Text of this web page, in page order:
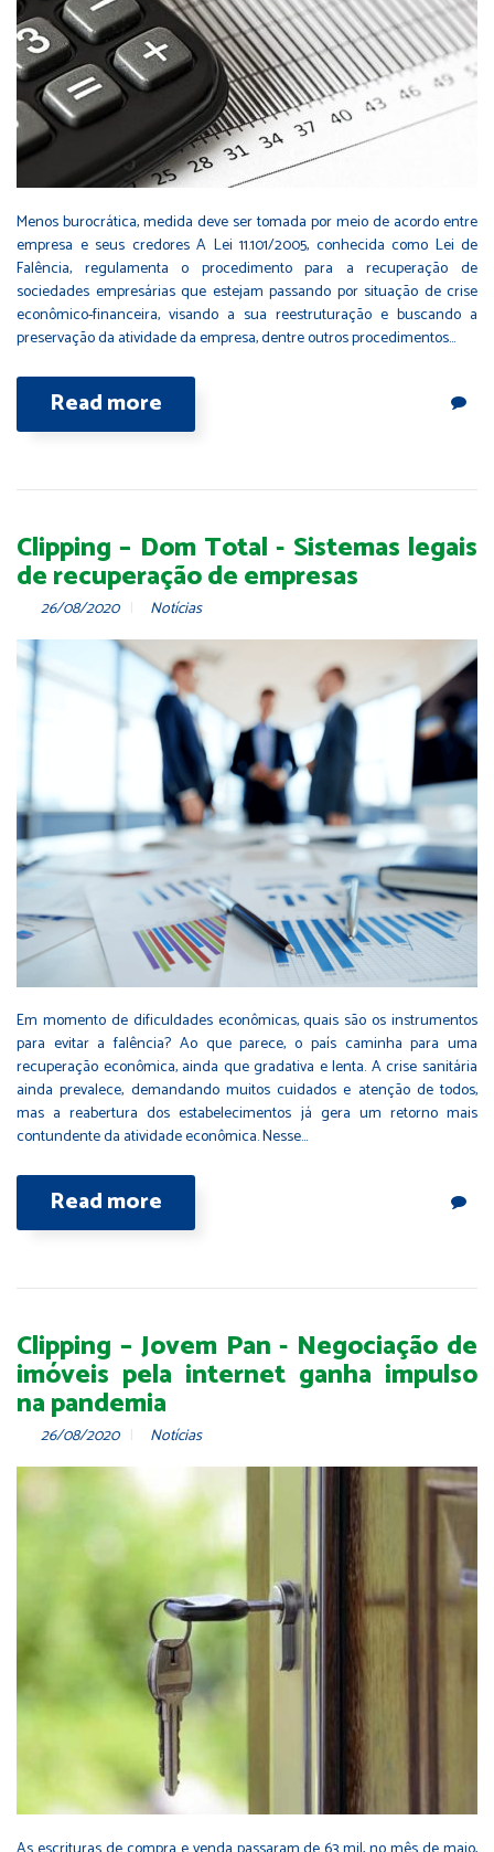
Menos burocrática, medida deve ser tomada por meio de acordo entre
empresa e seus credores A Lei 11.101/2005, conhecida como Lei de
Falência, regulamenta o procedimento para a recuperação de
sociedades empresárias que estejam passando por situação de crise
econômico-financeira, visando a sua reestruturação e buscando a
preservação da atividade da empresa, dentre outros procedimentos…
Read more
Clipping – Dom Total - Sistemas legais
de recuperação de empresas
26/08/2020 Notícias
Em momento de dificuldades econômicas, quais são os instrumentos
para evitar a falência? Ao que parece, o país caminha para uma
recuperação econômica, ainda que gradativa e lenta. A crise sanitária
ainda prevalece, demandando muitos cuidados e atenção de todos,
mas a reabertura dos estabelecimentos já gera um retorno mais
contundente da atividade econômica. Nesse…
Read more
Clipping – Jovem Pan - Negociação de
imóveis pela internet ganha impulso
na pandemia
26/08/2020 Notícias